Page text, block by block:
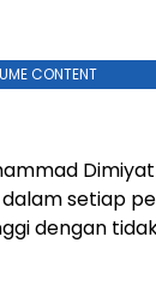
CONTENT
setiap
dengan